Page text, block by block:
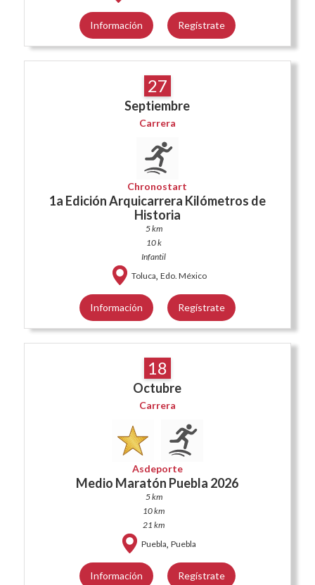
Información Regístrate
27
Septiembre
Carrera
Chronostart
1a Edición Arquicarrera Kilómetros de
Historia
5 km
10 k
Infantil
Toluca, Edo. México
Información Regístrate
18
Octubre
Carrera
Asdeporte
Medio Maratón Puebla 2026
5 km
10 km
21 km
Puebla, Puebla
Información Regístrate